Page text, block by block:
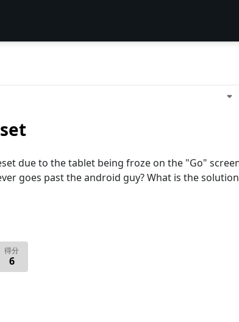
due to the tablet being froze on the "Go"
goes past the android guy? What is the
得分
6